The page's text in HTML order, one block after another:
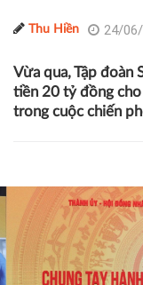
Thu Hiền 24/
Vừa qua, Tập đoàn
tiền 20 tỷ đồng cho
trong cuộc chiến